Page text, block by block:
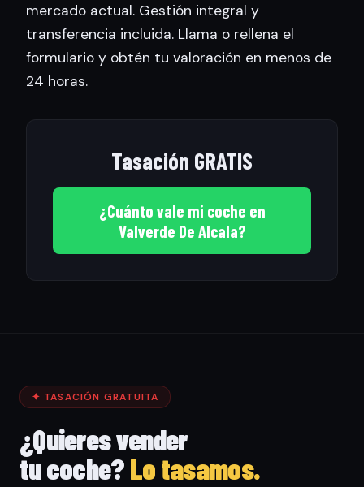
mercado actual. Gestión integral y
transferencia incluida. Llama o rellena el
formulario y obtén tu valoración en menos de
24 horas.
Tasación GRATIS
¿Cuánto vale mi coche en
Valverde De Alcala?
✦ TASACIÓN GRATUITA
¿Quieres vender
tu coche?Lo tasamos.